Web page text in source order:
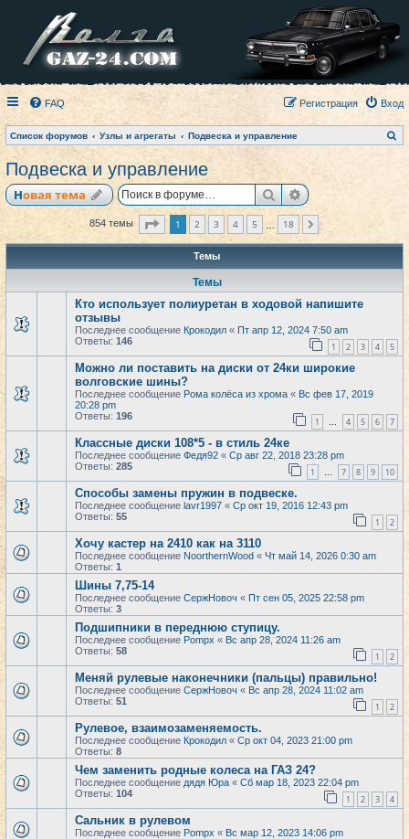
FAQ Вход
Регистрация
Список форумов Узлы и агрегаты Подвеска и управление
о
Подвеска и управление
Новая тема ПоискРасширенный
854 темы Страница из
1 2 3 4 5 18 След.
Темы
Темы
Кто использует полиуретан в ходовой напишите
отзывы
Последнее сообщение Крокодил « Пт апр 12, 2024 7:50 am
Ответы: 146 1 2 3 4 5
Можно ли поставить на диски от 24ки широкие
волговские шины?
Последнее сообщение Рома колёса из хрома « Вс фев 17, 2019
20:28 pm
Ответы: 196 1 … 4 5 6 7
Классные диски 108*5 - в стиль 24ке
Последнее сообщение Федя92 « Ср авг 22, 2018 23:28 pm
Ответы: 285 1 … 7 8 9 10
Способы замены пружин в подвеске.
Последнее сообщение lavr1997 « Ср окт 19, 2016 12:43 pm
Ответы: 55 1 2
Хочу кастер на 2410 как на 3110
Последнее сообщение NoorthernWood « Чт май 14, 2026 0:30 am
Ответы: 1
Шины 7,75-14
Последнее сообщение СержНовоч « Пт сен 05, 2025 22:58 pm
Ответы: 3
Подшипники в переднюю ступицу.
Последнее сообщение Pompx « Вс апр 28, 2024 11:26 am
Ответы: 58 1 2
Меняй рулевые наконечники (пальцы) правильно!
Последнее сообщение СержНовоч « Вс апр 28, 2024 11:02 am
Ответы: 51 1 2
Рулевое, взаимозаменяемость.
Последнее сообщение Крокодил « Ср окт 04, 2023 21:00 pm
Ответы: 8
Чем заменить родные колеса на ГАЗ 24?
Последнее сообщение дядя Юра « Сб мар 18, 2023 22:04 pm
Ответы: 104 1 2 3 4
Сальник в рулевом
Последнее сообщение Pompx « Вс мар 12, 2023 14:06 pm